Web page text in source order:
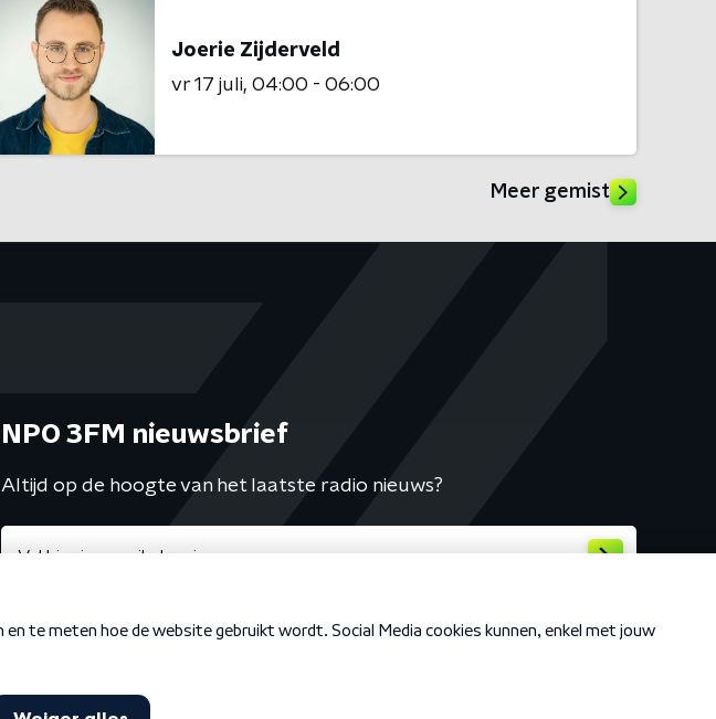
Joerie Zijderveld
vr 17 juli 04:00 - 06:00
Meer gemist
NPO 3FM nieuwsbrief
Altijd op de hoogte van het laatste radio nieuws?